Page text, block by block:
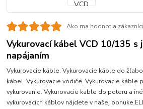
Ako ma hodnotia zákazníci
Vykurovací kábel VCD 10/135 s
napájaním
Vykurovacie káble. Vykurovacie káble do
kábel. Vykurovacie vodiče. Vykurovacie káble
vykurovanie. Vykurovacie kable do poteru a
vykurovacích káblov nájdete v našej